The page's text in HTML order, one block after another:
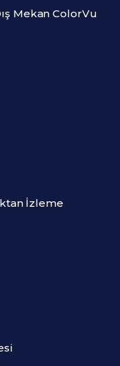
Mekan ColorVu
İzleme